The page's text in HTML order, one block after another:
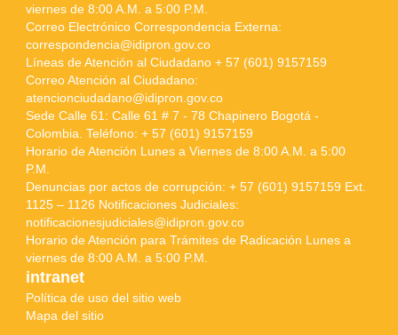
viernes de 8:00 A.M. a 5:00 P.M.
Correo Electrónico Correspondencia Externa:
correspondencia@idipron.gov.co
Líneas de Atención al Ciudadano + 57 (601) 9157159
Correo Atención al Ciudadano:
atencionciudadano@idipron.gov.co
Sede Calle 61: Calle 61 # 7 - 78 Chapinero Bogotá -
Colombia. Teléfono: + 57 (601) 9157159
Horario de Atención Lunes a Viernes de 8:00 A.M. a 5:00
P.M.
Denuncias por actos de corrupción: + 57 (601) 9157159 Ext.
1125 – 1126 Notificaciones Judiciales:
notificacionesjudiciales@idipron.gov.co
Horario de Atención para Trámites de Radicación Lunes a
viernes de 8:00 A.M. a 5:00 P.M.
intranet
Política de uso del sitio web
Mapa del sitio